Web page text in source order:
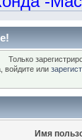
Только
войдите или
Имя